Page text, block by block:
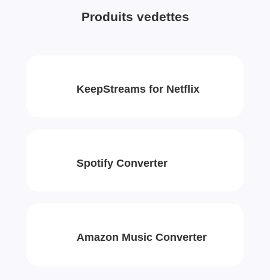
Produits vedettes
KeepStreams for Netflix
Spotify Converter
Amazon Music Converter